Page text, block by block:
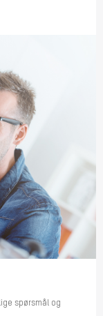
spørsmål og